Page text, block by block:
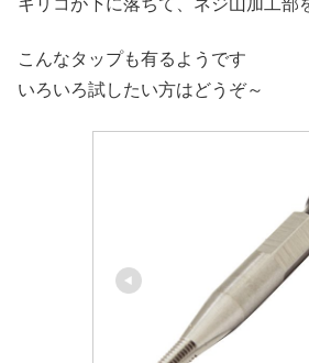
こんなタップも有るようです
いろいろ試したい方はどうぞ～